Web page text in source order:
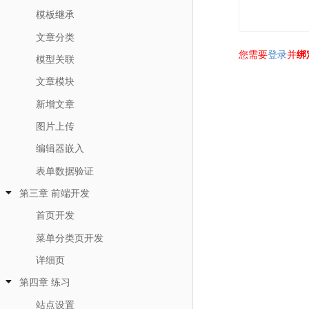
模板继承
文章分类
模型关联
文章模块
新增文章
图片上传
编辑器嵌入
表单数据验证
第三章 前端开发
首页开发
菜单分类页开发
详细页
第四章 练习
站点设置
您需要登录并绑